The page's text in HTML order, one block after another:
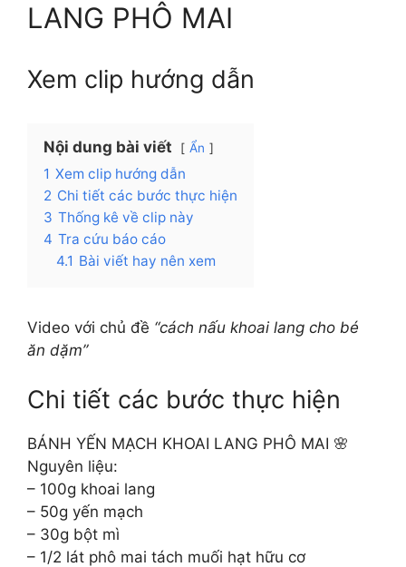
LANG PHÔ MAI
Xem clip hướng dẫn
Nội dung bài viết Ẩn
1 Xem clip hướng dẫn
2 Chi tiết các bước thực hiện
3 Thống kê về clip này
4 Tra cứu báo cáo
4.1 Bài viết hay nên xem
Video với chủ đề “cách nấu khoai lang cho bé
ăn dặm”
Chi tiết các bước thực hiện
BÁNH YẾN MẠCH KHOAI LANG PHÔ MAI 🌸
Nguyên liệu:
– 100g khoai lang
– 50g yến mạch
– 30g bột mì
– 1/2 lát phô mai tách muối hạt hữu cơ